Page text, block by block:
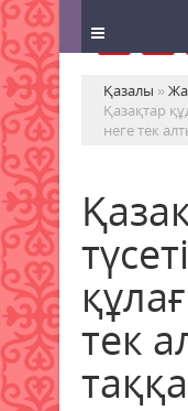
Қазалы »
Қазақтар
неге тек
тек